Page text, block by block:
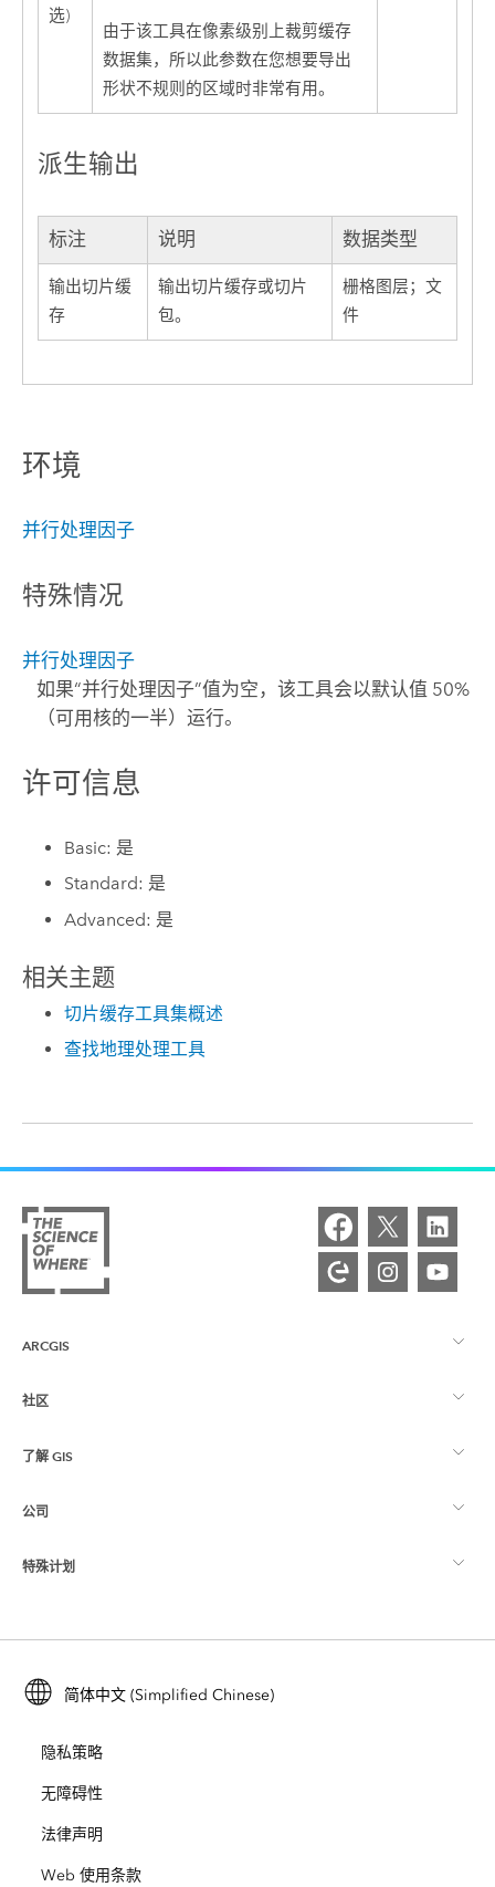
选)
由于该工具在像素级别上裁剪缓存
数据集，所以此参数在您想要导出
形状不规则的区域时非常有用。
派生输出
标注 说明 数据类型
输出切片缓
存
输出切片缓存或切片
包。
栅格图层；文
件
环境
并行处理因子
特殊情况
并行处理因子
如果“并行处理因子”值为空，该工具会以默认值 50%
（可用核的一半）运行。
许可信息
Basic: 是
Standard: 是
Advanced: 是
相关主题
切片缓存工具集概述
查找地理处理工具
ARCGIS
ArcGIS 概览
制图
Esri Store
社区
Esri 社区
ArcGIS 博客
Esri 年轻专家关系网
了解 GIS
什么是 GIS？
位置智能
培训
ArcUser
ArcNews
ArcWatch
公司
关于 Esri
招贤纳士
开放视野
业务行为准则
特殊计划
ArcGIS for Student Use
保护
教育
简体中文 (Simplified Chinese)
隐私策略
无障碍性
法律声明
Web 使用条款